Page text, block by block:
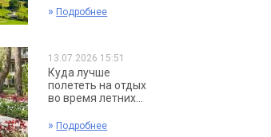
» Подробнее
13.07.2026 15:51
Куда лучше
полететь на отдых
во время летних...
» Подробнее